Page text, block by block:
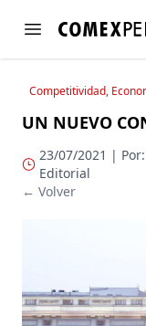
Open menu
https://
Competitividad,
UN NUEVO
23/07/2021 |
Editorial
← Volver